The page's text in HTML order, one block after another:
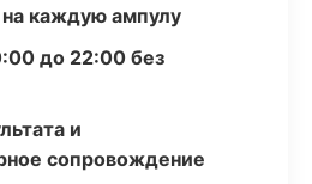
каждую ампулу
до 22:00 без
и
сопровождение